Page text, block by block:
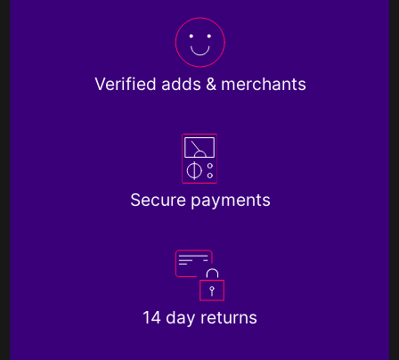
Verified adds & merchants
Secure payments
14 day returns